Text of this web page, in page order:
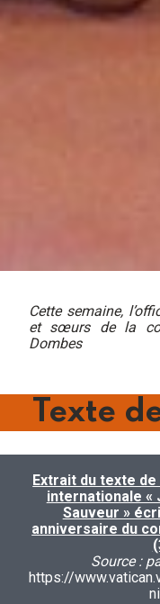
Cette semaine,
et sœurs de la
Dombes
Texte
Extrait du texte
internationale «
Sauveur »
anniversaire du
Source :
https://